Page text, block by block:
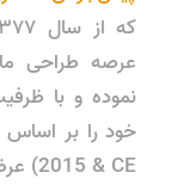
عرصه طراحی
2015 & CE) عرضه می‌دارد.